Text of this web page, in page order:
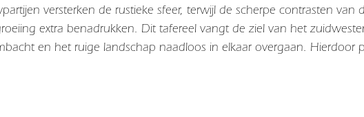
versterken de rustieke sfeer, terwijl de scherpe contrasten van
extra benadrukken. Dit tafereel vangt de ziel van het
en het ruige landschap naadloos in elkaar overgaan. Hierdoor